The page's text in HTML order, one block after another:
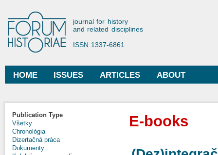
Forum Historiae
journal for history
and related disciplines
ISSN 1337-6861
Main menu
HOME ISSUES ARTICLES ABOUT
Publication Type
Všetky
Chronológia
Dizertačná práca
Dokumenty
E-books